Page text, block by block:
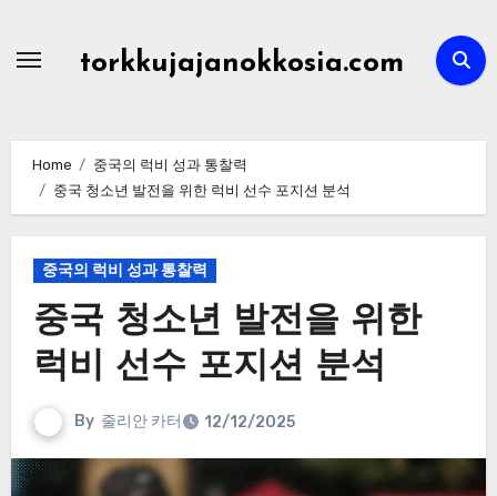
torkkujajanokkosia.com
Home
중국의 럭비 성과 통찰력
중국 청소년 발전을 위한 럭비 선수 포지션 분석
중국의 럭비 성과 통찰력
중국 청소년 발전을 위한
럭비 선수 포지션 분석
By 줄리안 카터 12/12/2025